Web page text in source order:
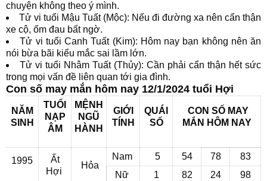
chuyện không theo ý mình.
Tử vi tuổi Mậu Tuất (Mộc): Nếu đi đường xa nên cẩn thận
xe cộ, ốm đau bất ngờ.
Tử vi tuổi Canh Tuất (Kim): Hôm nay bạn không nên ăn
nói bừa bãi kiểu mắc sai lầm lớn.
Tử vi tuổi Nhâm Tuất (Thủy): Cần phải cẩn thận hết sức
trong mọi vấn đề liên quan tới gia đình.
Con số may mắn hôm nay 12/1/2024 tuổi Hợi
NĂM
SINH
TUỔI
NẠP
ÂM
MỆNH
NGŨ
HÀNH
GIỚI
TÍNH
QUÁI
SỐ
CON SỐ MAY
MẮN HÔM NAY
1995
Ất
Hợi
Hỏa
Nam 5 54 78
83
Nữ
1 82 24 98